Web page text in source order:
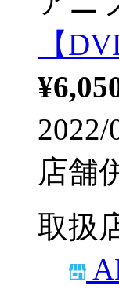
【
2022/
店舗
取扱